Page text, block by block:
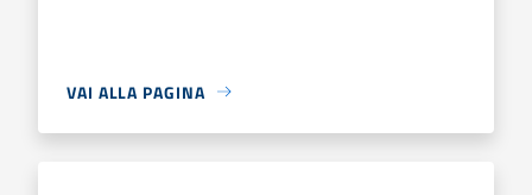
VAI ALLA PAGINA